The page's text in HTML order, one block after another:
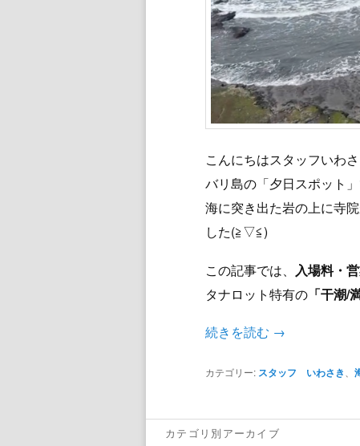
こんにちはスタッフいわさ
バリ島の「夕日スポット
海に突き出た岩の上に寺
した(≧▽≦)
この記事では、 入場料・
タナロット特有の 「干潮/
続きを読む →
カテゴリー: スタッフ いわさき、
カテゴリ別アーカイブ